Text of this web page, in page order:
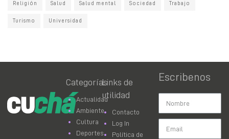
Religión Salud Salud mental Sociedad Trabajo
Turismo Universidad
Categorías
Actualidad
Ambiente
Cultura
Deportes
Links de
utilidad
Contacto
Log In
Política de
Escribenos